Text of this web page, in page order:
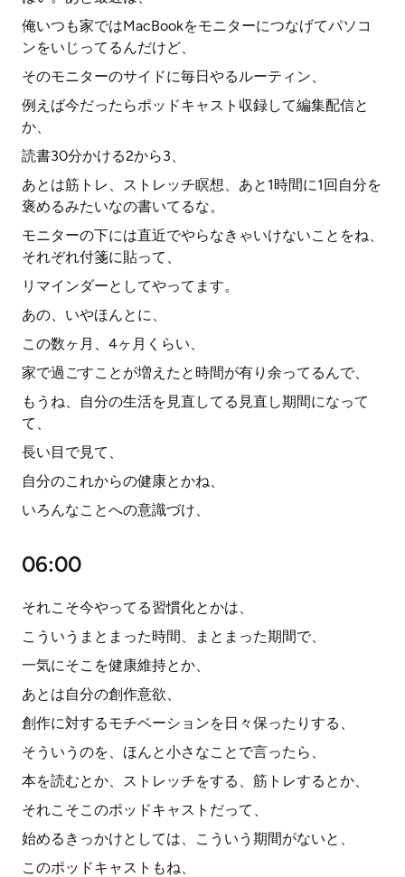
俺いつも家ではMacBookをモニターにつなげてパソコ
ンをいじってるんだけど、
そのモニターのサイドに毎日やるルーティン、
例えば今だったらポッドキャスト収録して編集配信と
か、
読書30分かける2から3、
あとは筋トレ、ストレッチ瞑想、あと1時間に1回自分を
褒めるみたいなの書いてるな。
モニターの下には直近でやらなきゃいけないことをね、
それぞれ付箋に貼って、
リマインダーとしてやってます。
あの、いやほんとに、
この数ヶ月、4ヶ月くらい、
家で過ごすことが増えたと時間が有り余ってるんで、
もうね、自分の生活を見直してる見直し期間になって
て、
長い目で見て、
自分のこれからの健康とかね、
いろんなことへの意識づけ、
06:00
それこそ今やってる習慣化とかは、
こういうまとまった時間、まとまった期間で、
一気にそこを健康維持とか、
あとは自分の創作意欲、
創作に対するモチベーションを日々保ったりする、
そういうのを、ほんと小さなことで言ったら、
本を読むとか、ストレッチをする、筋トレするとか、
それこそこのポッドキャストだって、
始めるきっかけとしては、こういう期間がないと、
このポッドキャストもね、